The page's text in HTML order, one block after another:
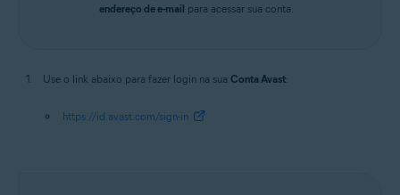
endereço de e-mail para acessar sua conta.
Use o link abaixo para fazer login na sua Conta Avast:
https://id.avast.com/sign-in